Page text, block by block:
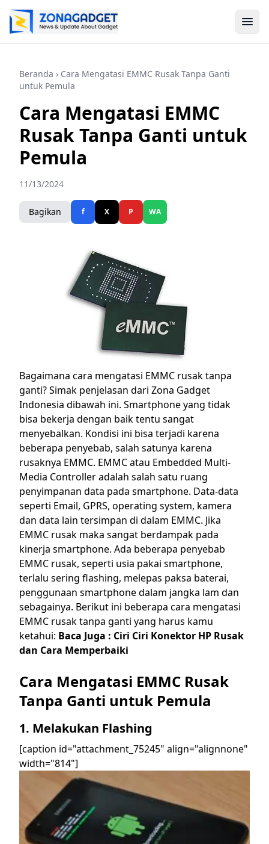
Beranda › Cara Mengatasi EMMC Rusak Tanpa Ganti
untuk Pemula
Cara Mengatasi EMMC
Rusak Tanpa Ganti untuk
Pemula
11/13/2024
Bagikan f X P WA
Bagaimana cara mengatasi EMMC rusak tanpa
ganti? Simak penjelasan dari Zona Gadget
Indonesia dibawah ini. Smartphone yang tidak
bisa bekerja dengan baik tentu sangat
menyebalkan. Kondisi ini bisa terjadi karena
beberapa penyebab, salah satunya karena
rusaknya EMMC. EMMC atau Embedded Multi-
Media Controller adalah salah satu ruang
penyimpanan data pada smartphone. Data-data
seperti Email, GPRS, operating system, kamera
dan data lain tersimpan di dalam EMMC. Jika
EMMC rusak maka sangat berdampak pada
kinerja smartphone. Ada beberapa penyebab
EMMC rusak, seperti usia pakai smartphone,
terlalu sering flashing, melepas paksa baterai,
penggunaan smartphone dalam jangka lam dan
sebagainya. Berikut ini beberapa cara mengatasi
EMMC rusak tanpa ganti yang harus kamu
ketahui: Baca Juga : Ciri Ciri Konektor HP Rusak
dan Cara Memperbaiki
Cara Mengatasi EMMC Rusak
Tanpa Ganti untuk Pemula
1. Melakukan Flashing
[caption id="attachment_75245" align="alignnone"
width="814"]